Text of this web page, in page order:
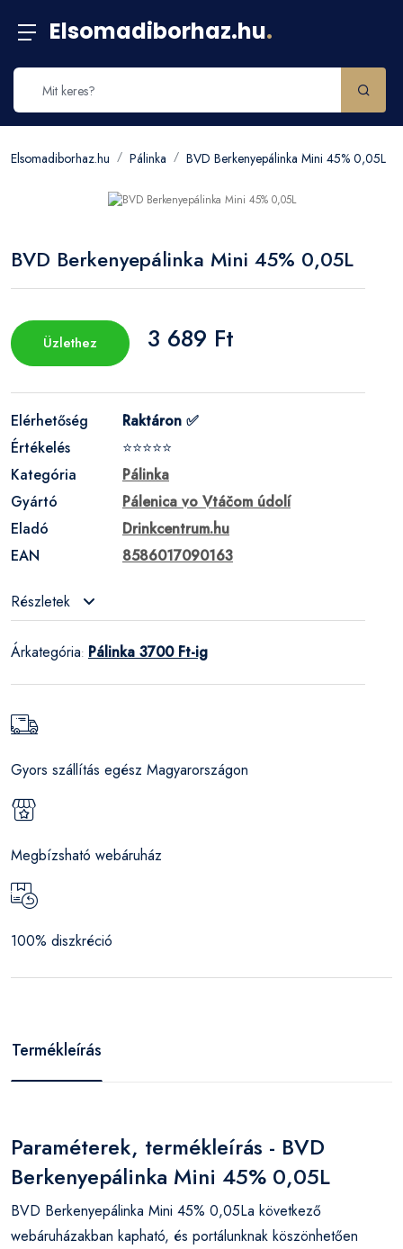
Elsomadiborhaz.hu.
Elsomadiborhaz.hu Pálinka BVD Berkenyepálinka Mini 45% 0,05L
BVD Berkenyepálinka Mini 45% 0,05L
Üzlethez 3 689 Ft
Elérhetőség
Raktáron ✅
Értékelés
⭐⭐⭐⭐⭐
Kategória
Pálinka
Gyártó
Pálenica vo Vtáčom údolí
Eladó
Drinkcentrum.hu
EAN
8586017090163
Részletek
Árkategória: Pálinka 3700 Ft-ig
Gyors szállítás egész Magyarországon
Megbízsható webáruház
100% diszkréció
Termékleírás
Paraméterek, termékleírás - BVD
Berkenyepálinka Mini 45% 0,05L
BVD Berkenyepálinka Mini 45% 0,05La következő
webáruházakban kapható, és portálunknak köszönhetően